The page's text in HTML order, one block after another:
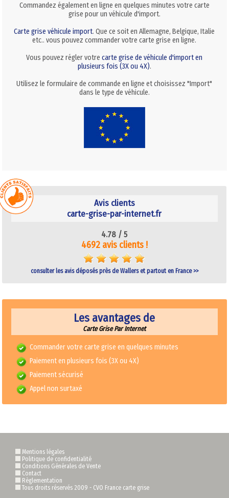
Commandez également en ligne en quelques minutes votre carte
grise pour un véhicule d'import.
Carte grise véhicule import. Que ce soit en Allemagne, Belgique, Italie
etc.. vous pouvez commander votre carte grise en ligne.
Vous pouvez régler votrecarte grise de véhicule d'import en
plusieurs fois (3X ou 4X).
Utilisez le formulaire de commande en ligne et choisissez "Import"
dans le type de véhicule.
Avis clients
carte-grise-par-internet.fr
4.78 /5
4692 avis clients !
consulter les avis déposés près de Wallers et partout en France >>
Les avantages de
Carte Grise Par Internet
Commander votre carte grise en quelques minutes
Paiement en plusieurs fois (3X ou 4X)
Paiement sécurisé
Appel non surtaxé
Mentions légales
Politique de confidentialité
Conditions Générales de Vente
Contact
Règlementation
Tous droits réservés 2009 - CVO France carte grise